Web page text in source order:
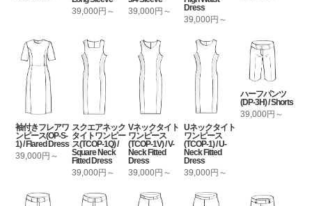
39,000円～
39,000円～
Dress
39,000円～
袖付きフレアワ
ンピース(OP-S-
1) / Flared Dress
39,000円～
スクエアネック
タイトワンピー
ス(TCOP-1Q) /
Square Neck
Fitted Dress
39,000円～
Vネックタイト
ワンピース
(TCOP-1V) / V-
Neck Fitted
Dress
39,000円～
Uネックタイト
ワンピース
(TCOP-1) / U-
Neck Fitted
Dress
39,000円～
ハーフパンツ
(DP-3H) / Shorts
39,000円～